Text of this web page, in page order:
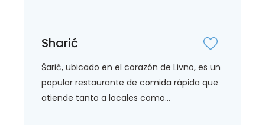
Sharić
Šarić, ubicado en el corazón de Livno, es un
popular restaurante de comida rápida que
atiende tanto a locales como...